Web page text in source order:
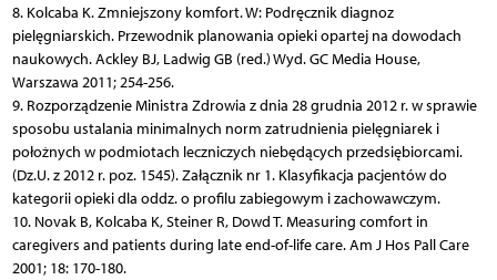
8. Kolcaba K. Zmniejszony komfort. W: Podręcznik diagnoz
pielęgniarskich. Przewodnik planowania opieki opartej na dowodach
naukowych. Ackley BJ, Ladwig GB (red.) Wyd. GC Media House,
Warszawa 2011; 254-256.
9. Rozporządzenie Ministra Zdrowia z dnia 28 grudnia 2012 r. w sprawie
sposobu ustalania minimalnych norm zatrudnienia pielęgniarek i
położnych w podmiotach leczniczych niebędących przedsiębiorcami.
(Dz.U. z 2012 r. poz. 1545). Załącznik nr 1. Klasyfikacja pacjentów do
kategorii opieki dla oddz. o profilu zabiegowym i zachowawczym.
10. Novak B, Kolcaba K, Steiner R, Dowd T. Measuring comfort in
caregivers and patients during late end-of-life care. Am J Hos Pall Care
2001; 18: 170-180.